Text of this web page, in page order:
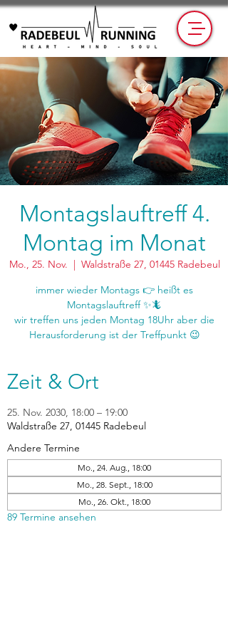
Montagslauftreff 4.
Montag im Monat
Mo., 25. Nov.
  |
Waldstraße 27, 01445 Radebeul
immer wieder Montags 👉 heißt es
Montagslauftreff ✨🦎
wir treffen uns jeden Montag 18Uhr aber die
Zeit & Ort
25. Nov. 2030, 18:00 – 19:00
Waldstraße 27, 01445 Radebeul
Andere Termine
Mo., 24. Aug., 18:00
Mo., 28. Sept., 18:00
Mo., 26. Okt., 18:00
89 Termine ansehen